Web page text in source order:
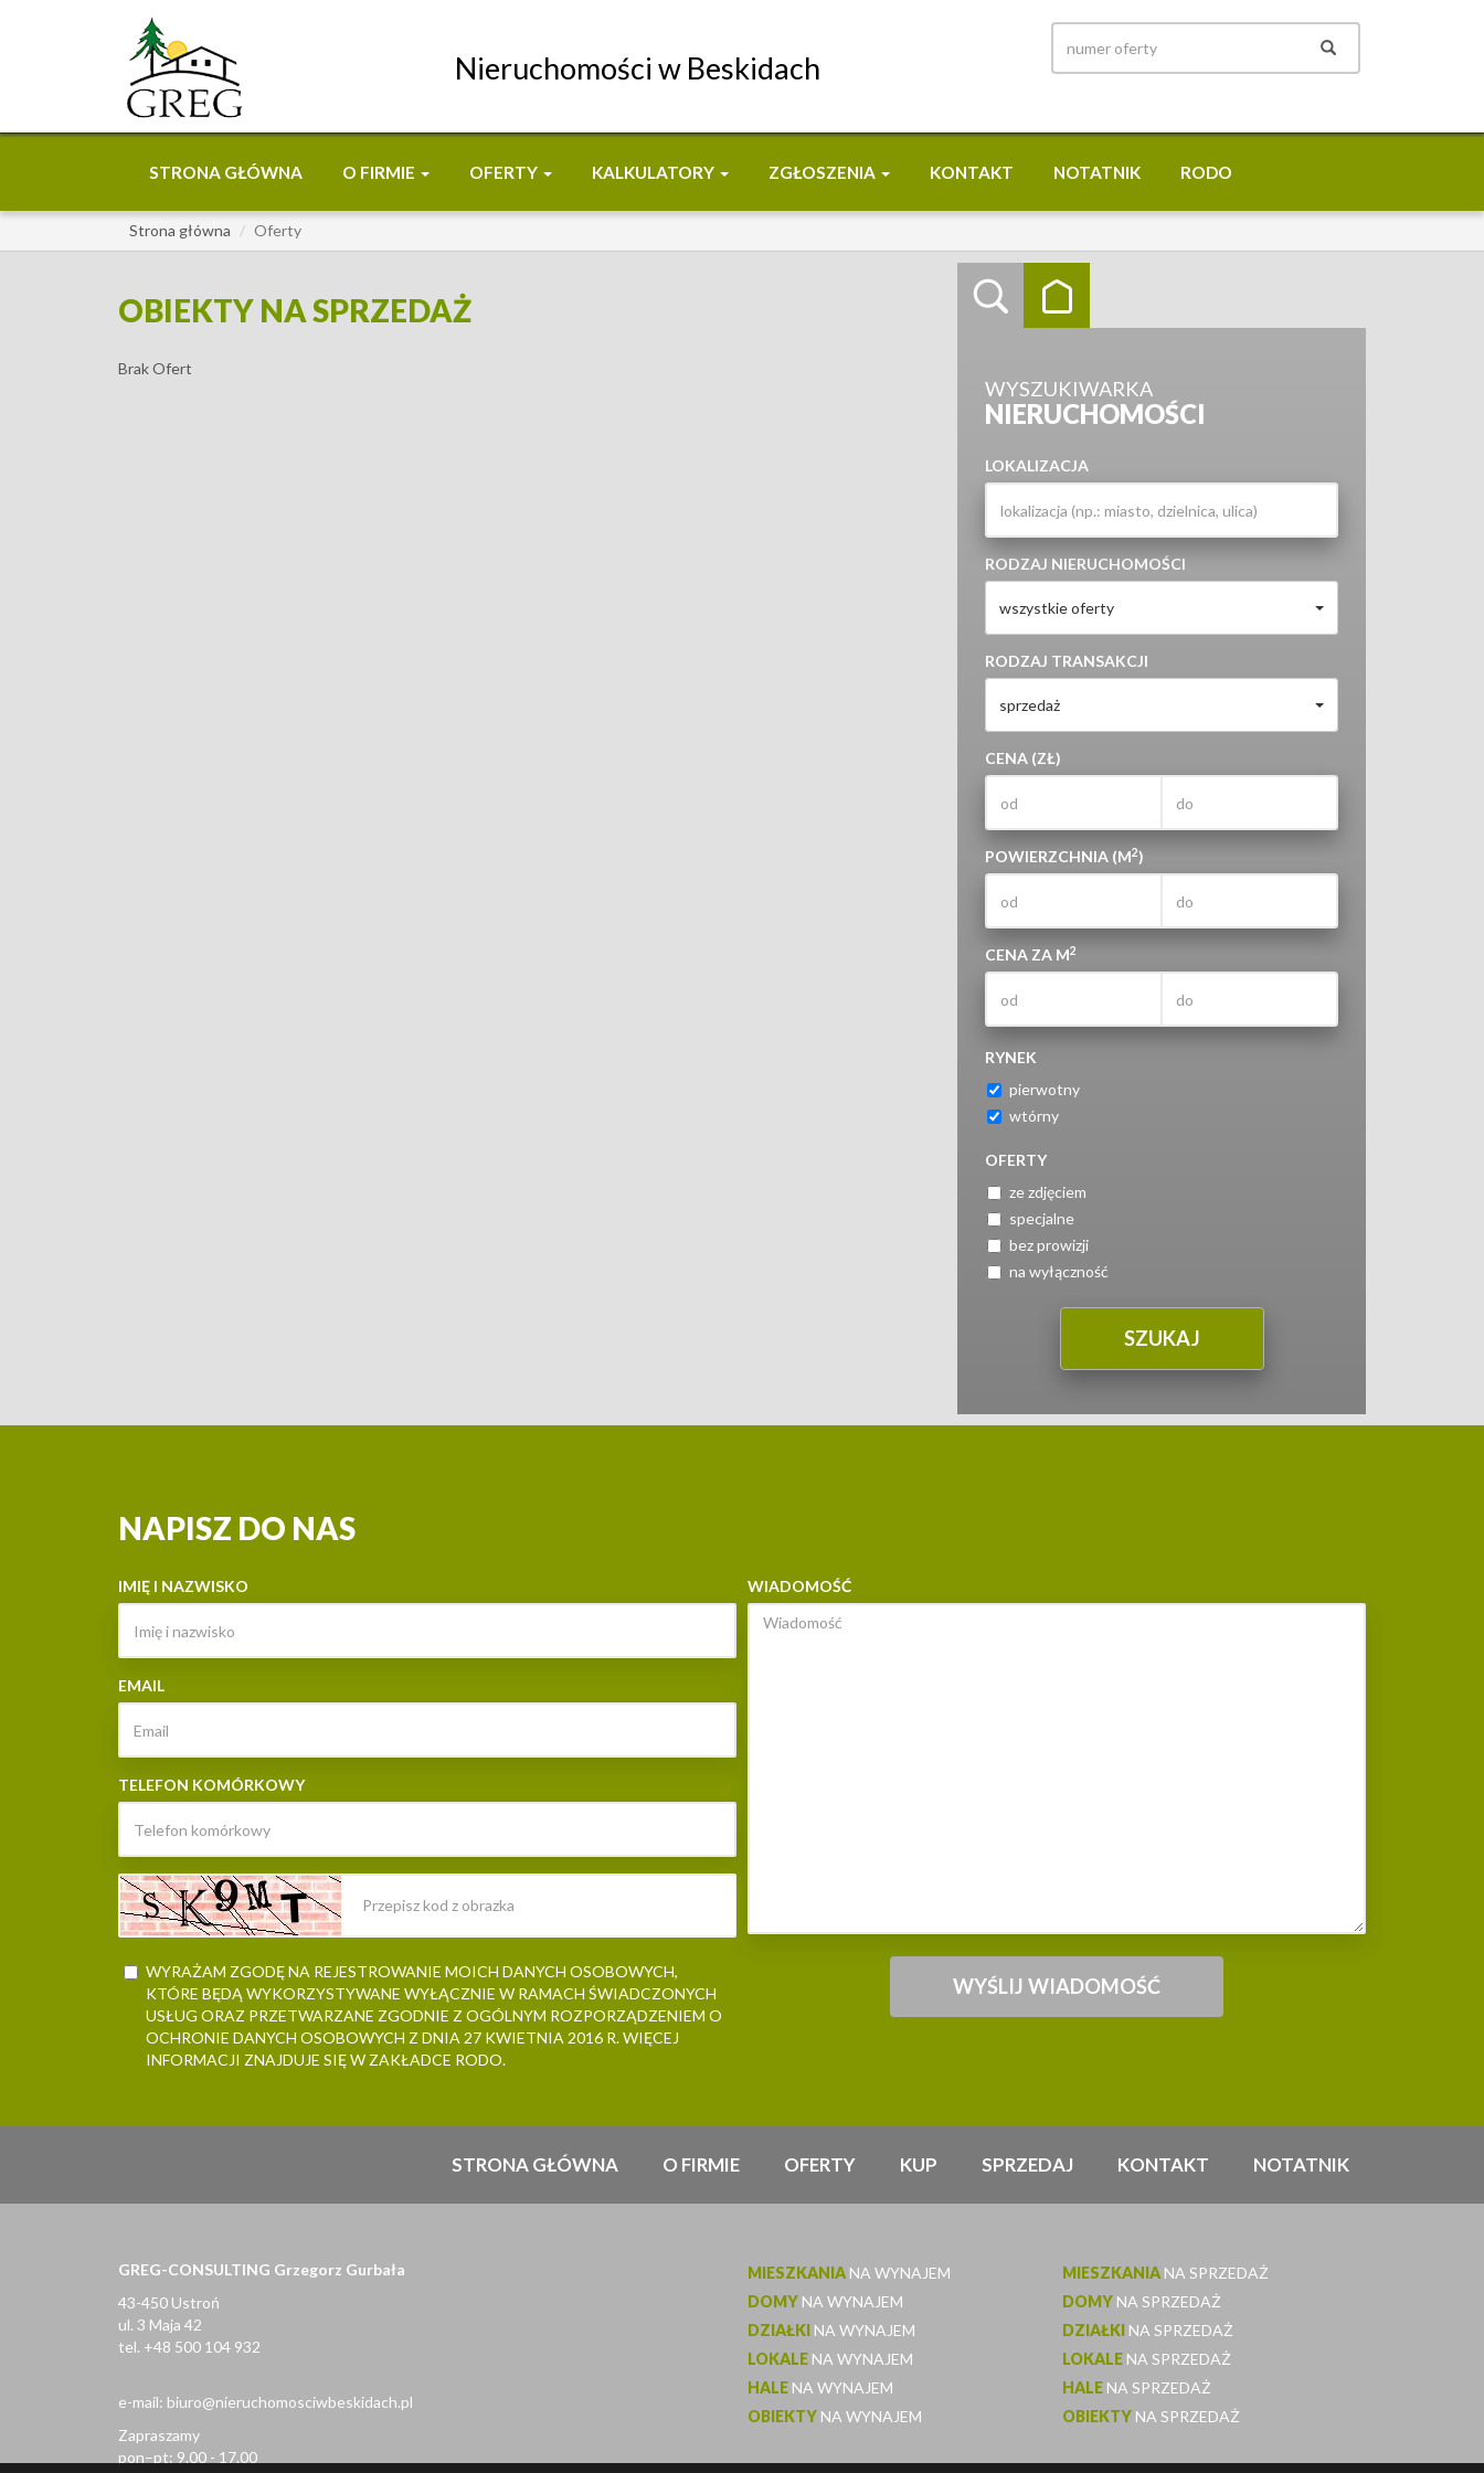
Nieruchomości w Beskidach
STRONA GŁÓWNA O FIRMIE OFERTY KALKULATORY ZGŁOSZENIA KONTAKT NOTATNIK RODO
Strona główna Oferty
WYSZUKIWARKA
NIERUCHOMOŚCI
LOKALIZACJA
RODZAJ NIERUCHOMOŚCI
wszystkie oferty
RODZAJ TRANSAKCJI
sprzedaż
CENA (ZŁ)
POWIERZCHNIA (M2)
CENA ZA M2
RYNEK
pierwotny
wtórny
OFERTY
ze zdjęciem
specjalne
bez prowizji
na wyłączność
OBIEKTY NA SPRZEDAŻ
Brak Ofert
NAPISZ DO NAS
IMIĘ I NAZWISKO
EMAIL
TELEFON KOMÓRKOWY
WYRAŻAM ZGODĘ NA REJESTROWANIE MOICH DANYCH OSOBOWYCH,
KTÓRE BĘDĄ WYKORZYSTYWANE WYŁĄCZNIE W RAMACH ŚWIADCZONYCH
USŁUG ORAZ PRZETWARZANE ZGODNIE Z OGÓLNYM ROZPORZĄDZENIEM O
OCHRONIE DANYCH OSOBOWYCH Z DNIA 27 KWIETNIA 2016 R. WIĘCEJ
INFORMACJI ZNAJDUJE SIĘ W ZAKŁADCE RODO.
WIADOMOŚĆ
STRONA GŁÓWNA O FIRMIE OFERTY KUP SPRZEDAJ KONTAKT NOTATNIK
GREG-CONSULTING Grzegorz Gurbała
43-450 Ustroń
ul. 3 Maja 42
tel. +48 500 104 932
e-mail: biuro@nieruchomosciwbeskidach.pl
Zapraszamy
pon–pt: 9.00 - 17.00
MIESZKANIA NA WYNAJEM
DOMY NA WYNAJEM
DZIAŁKI NA WYNAJEM
LOKALE NA WYNAJEM
HALE NA WYNAJEM
OBIEKTY NA WYNAJEM
MIESZKANIA NA SPRZEDAŻ
DOMY NA SPRZEDAŻ
DZIAŁKI NA SPRZEDAŻ
LOKALE NA SPRZEDAŻ
HALE NA SPRZEDAŻ
OBIEKTY NA SPRZEDAŻ